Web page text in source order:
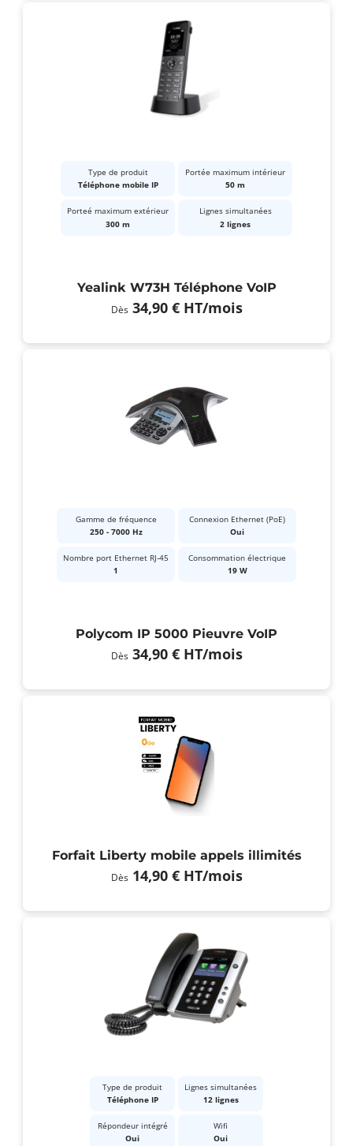
Type de produit
Téléphone mobile IP
Portée maximum intérieur
50 m
Porteé maximum extérieur
300 m
Lignes simultanées
2 lignes
Yealink W73H Téléphone VoIP
Dès 34,90 € HT/mois
Gamme de fréquence
250 - 7000 Hz
Connexion Ethernet (PoE)
Oui
Nombre port Ethernet RJ-45
1
Consommation électrique
19 W
Polycom IP 5000​​​​​​​ Pieuvre VoIP
Dès 34,90 € HT/mois
Forfait Liberty mobile appels illimités
Dès 14,90 € HT/mois
Type de produit
Téléphone IP
Lignes simultanées
12 lignes
Répondeur intégré
Oui
Wifi
Oui